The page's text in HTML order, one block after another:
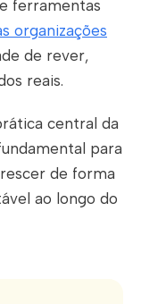
ferramentas
organizações
de rever,
reais.
central da
para
de forma
ao longo do